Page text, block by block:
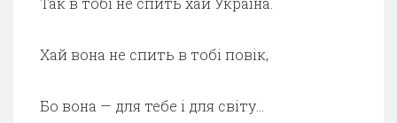
Хай вона не спить в тобі повік,
Бо вона — для тебе і для світу…